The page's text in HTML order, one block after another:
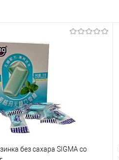
без сахара SIGMA со